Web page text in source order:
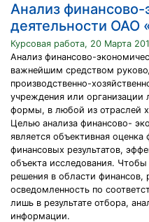
Анализ
деятельности ОАО
Курсовая работа, 20 Марта
Анализ финансово-
важнейшим средством
производственно-
учреждения или организации
формы, в любой из отраслей
Целью анализа финансово-
является объективная оценка
финансовых результатов,
объекта исследования.
решения в области финансов,
осведомленность по
лишь в результате отбора,
информации.